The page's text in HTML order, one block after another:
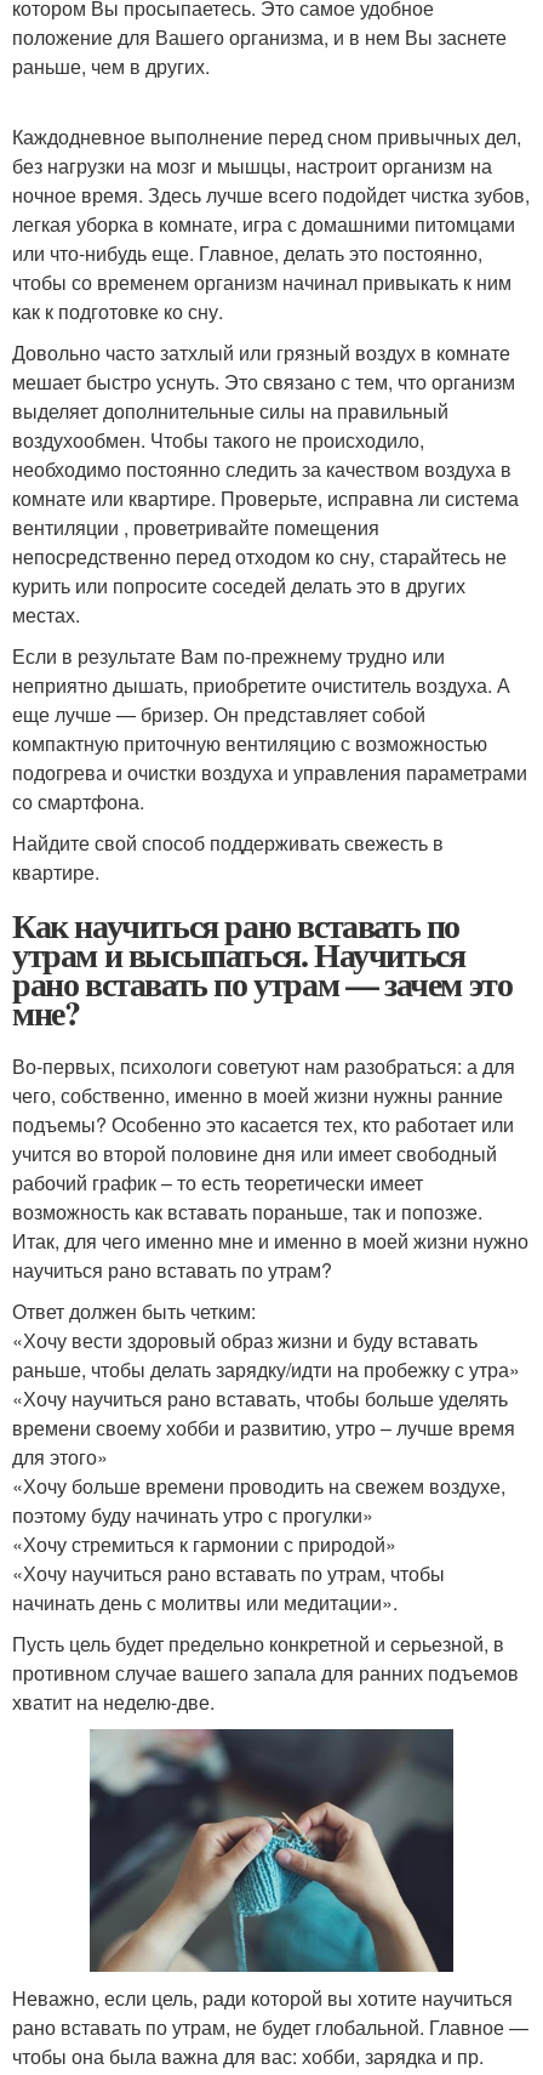
котором Вы просыпаетесь. Это самое удобное
положение для Вашего организма, и в нем Вы заснете
раньше, чем в других.
Каждодневное выполнение перед сном привычных дел,
без нагрузки на мозг и мышцы, настроит организм на
ночное время. Здесь лучше всего подойдет чистка зубов,
легкая уборка в комнате, игра с домашними питомцами
или что-нибудь еще. Главное, делать это постоянно,
чтобы со временем организм начинал привыкать к ним
как к подготовке ко сну.
Довольно часто затхлый или грязный воздух в комнате
мешает быстро уснуть. Это связано с тем, что организм
выделяет дополнительные силы на правильный
воздухообмен. Чтобы такого не происходило,
необходимо постоянно следить за качеством воздуха в
комнате или квартире. Проверьте, исправна ли система
вентиляции , проветривайте помещения
непосредственно перед отходом ко сну, старайтесь не
курить или попросите соседей делать это в других
местах.
Если в результате Вам по-прежнему трудно или
неприятно дышать, приобретите очиститель воздуха. А
еще лучше — бризер. Он представляет собой
компактную приточную вентиляцию с возможностью
подогрева и очистки воздуха и управления параметрами
со смартфона.
Найдите свой способ поддерживать свежесть в
квартире.
Как научиться рано вставать по
утрам и высыпаться. Научиться
рано вставать по утрам — зачем это
мне?
Во-первых, психологи советуют нам разобраться: а для
чего, собственно, именно в моей жизни нужны ранние
подъемы? Особенно это касается тех, кто работает или
учится во второй половине дня или имеет свободный
рабочий график – то есть теоретически имеет
возможность как вставать пораньше, так и попозже.
Итак, для чего именно мне и именно в моей жизни нужно
научиться рано вставать по утрам?
Ответ должен быть четким:
«Хочу вести здоровый образ жизни и буду вставать
раньше, чтобы делать зарядку/идти на пробежку с утра»
«Хочу научиться рано вставать, чтобы больше уделять
времени своему хобби и развитию, утро – лучше время
для этого»
«Хочу больше времени проводить на свежем воздухе,
поэтому буду начинать утро с прогулки»
«Хочу стремиться к гармонии с природой»
«Хочу научиться рано вставать по утрам, чтобы
начинать день с молитвы или медитации».
Пусть цель будет предельно конкретной и серьезной, в
противном случае вашего запала для ранних подъемов
хватит на неделю-две.
Неважно, если цель, ради которой вы хотите научиться
рано вставать по утрам, не будет глобальной. Главное —
чтобы она была важна для вас: хобби, зарядка и пр.